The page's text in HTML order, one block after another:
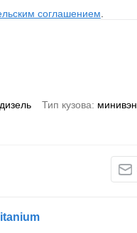
соглашением
дизель Тип кузова минивэн